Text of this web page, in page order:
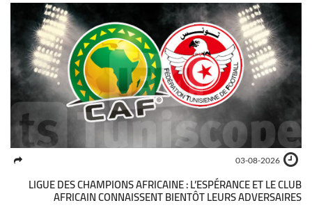
03-08-2026
LIGUE DES CHAMPIONS AFRICAINE : L’ESPÉRANCE ET LE CLUB
AFRICAIN CONNAISSENT BIENTÔT LEURS ADVERSAIRES